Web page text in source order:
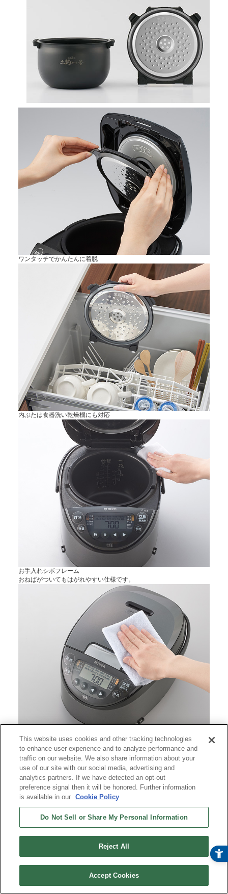
ワンタッチでかんたんに着脱
内ぶたは食器洗い乾燥機にも対応
お手入れシボフレーム
おねばがついてもはがれやすい仕様です。
凹凸がなく拭きやすい天面
スチームキャップがない構造でかんたん一拭き。
内なべとっ手つき
内なべにとっ手がついているので、取り外しやす
オンラインストア 今すぐ購入
This website uses cookies and other tracking technologies
to enhance user experience and to analyze performance and
traffic on our website. We also share information about your
use of our site with our social media, advertising and
analytics partners. If we have detected an opt-out
preference signal then it will be honored. Further information
is available in our
Cookie Policy
Do Not Sell or Share My Personal Information
Reject All
Accept Cookies